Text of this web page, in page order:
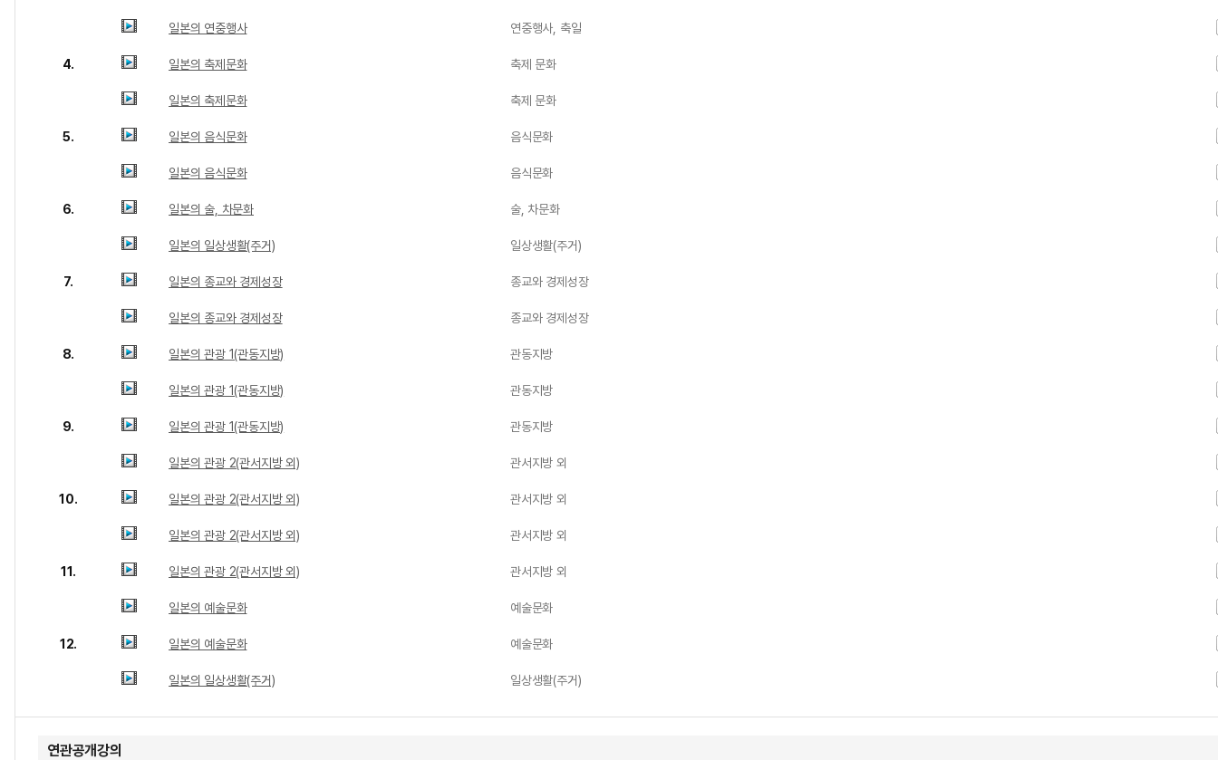
일본의 연중행사 연중행사, 축일
4. 일본의 축제문화 축제 문화
일본의 축제문화 축제 문화
5. 일본의 음식문화 음식문화
일본의 음식문화 음식문화
6. 일본의 술, 차문화 술, 차문화
일본의 일상생활(주거) 일상생활(주거)
7. 일본의 종교와 경제성장 종교와 경제성장
일본의 종교와 경제성장 종교와 경제성장
8. 일본의 관광 1(관동지방) 관동지방
일본의 관광 1(관동지방) 관동지방
9. 일본의 관광 1(관동지방) 관동지방
일본의 관광 2(관서지방 외) 관서지방 외
10. 일본의 관광 2(관서지방 외) 관서지방 외
일본의 관광 2(관서지방 외) 관서지방 외
11. 일본의 관광 2(관서지방 외) 관서지방 외
일본의 예술문화 예술문화
12. 일본의 예술문화 예술문화
일본의 일상생활(주거) 일상생활(주거)
연관공개강의